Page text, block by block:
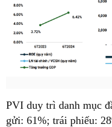
PVI duy trì danh mục
gửi: 61%; trái phiếu: